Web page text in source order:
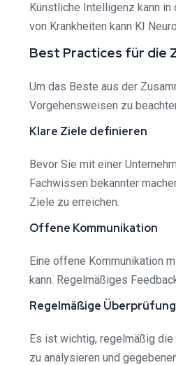
Künstliche Intelligenz kann
von Krankheiten kann KI
Best Practices für die
Um das Beste aus der
Vorgehensweisen zu
Klare Ziele definieren
Bevor Sie mit einer
Fachwissen bekannter
Ziele zu erreichen.
Offene Kommunikation
Eine offene Kommunikation
kann. Regelmäßiges
Regelmäßige
Es ist wichtig, regelmäßig
zu analysieren und